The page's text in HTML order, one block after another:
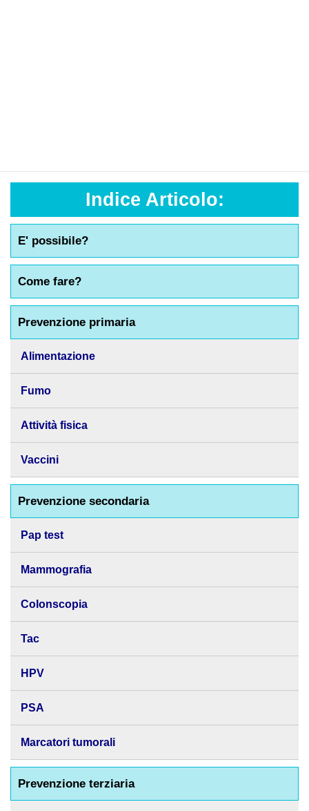
Indice Articolo:
E' possibile?
Come fare?
Prevenzione primaria
Alimentazione
Fumo
Attività fisica
Vaccini
Prevenzione secondaria
Pap test
Mammografia
Colonscopia
Tac
HPV
PSA
Marcatori tumorali
Prevenzione terziaria